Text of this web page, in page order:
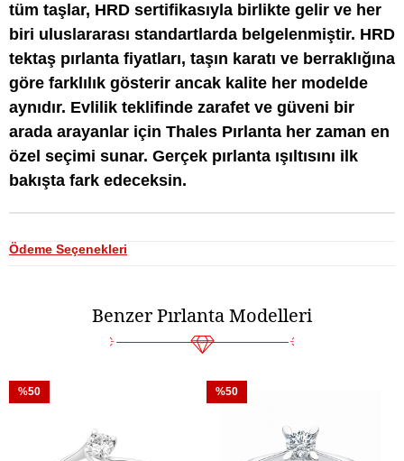
tüm taşlar, HRD sertifikasıyla birlikte gelir ve her
biri uluslararası standartlarda belgelenmiştir. HRD
tektaş pırlanta fiyatları, taşın karatı ve berraklığına
göre farklılık gösterir ancak kalite her modelde
aynıdır. Evlilik teklifinde zarafet ve güveni bir
arada arayanlar için Thales Pırlanta her zaman en
özel seçimi sunar. Gerçek pırlanta ışıltısını ilk
bakışta fark edeceksin.
Ödeme Seçenekleri
Benzer Pırlanta Modelleri
%50 %50